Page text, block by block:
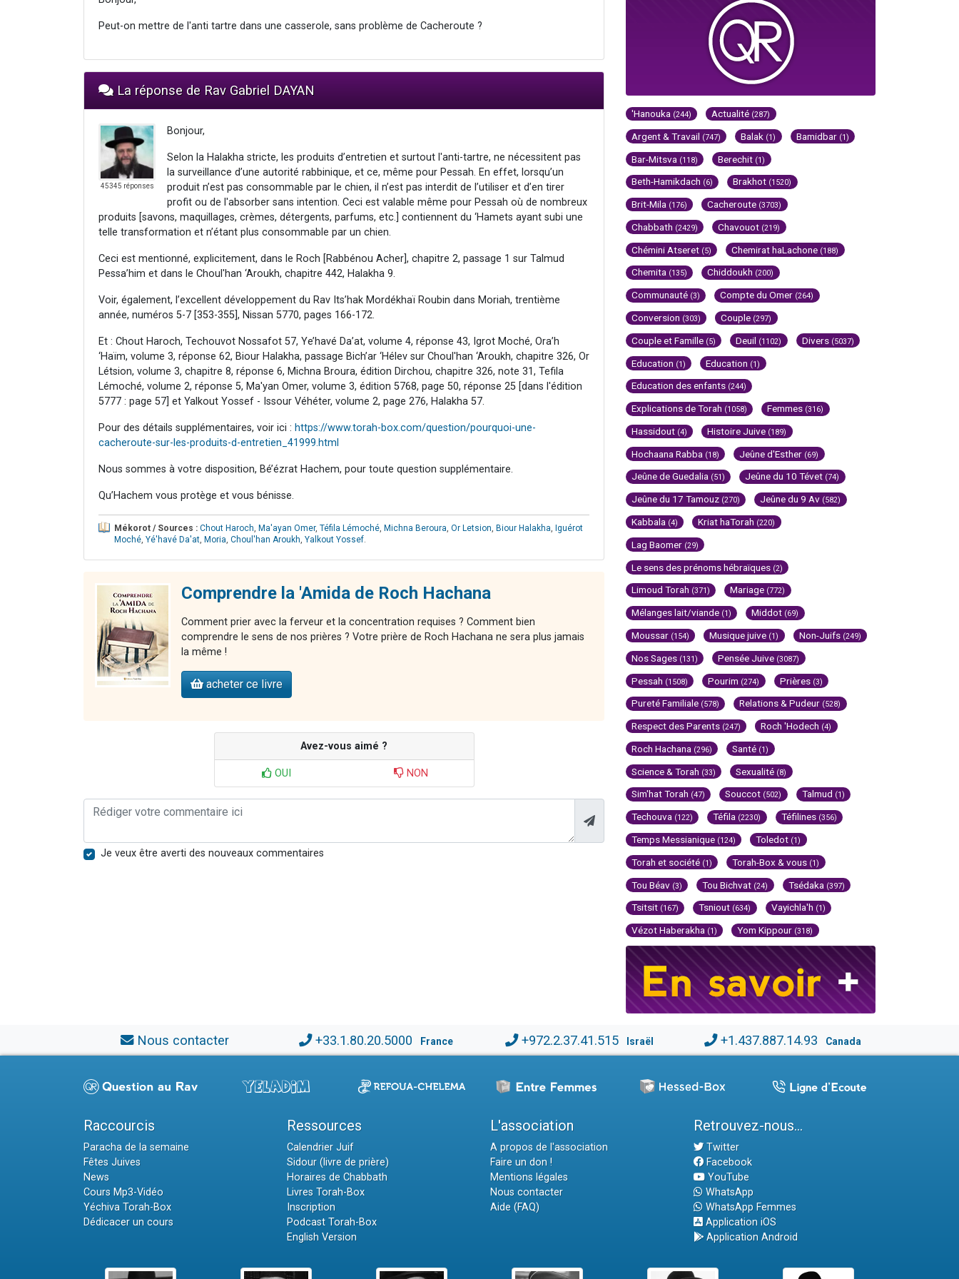
Peut-on mettre de l'anti tartre dans une casserole, sans problème de Cacheroute ?
La réponse de Rav Gabriel DAYAN
45345 réponses
Bonjour,
Selon la Halakha stricte, les produits d’entretien et surtout l'anti-tartre, ne nécessitent pas
la surveillance d’une autorité rabbinique, et ce, même pour Pessah. En effet, lorsqu’un
produit n’est pas consommable par le chien, il n’est pas interdit de l’utiliser et d’en tirer
profit ou de l'absorber sans intention. Ceci est valable même pour Pessah où de nombreux
produits [savons, maquillages, crèmes, détergents, parfums, etc.] contiennent du ‘Hamets ayant subi une
telle transformation et n’étant plus consommable par un chien.
Ceci est mentionné, explicitement, dans le Roch [Rabbénou Acher], chapitre 2, passage 1 sur Talmud
Pessa’him et dans le Choul'han ‘Aroukh, chapitre 442, Halakha 9.
Voir, également, l’excellent développement du Rav Its’hak Mordékhaï Roubin dans Moriah, trentième
année, numéros 5-7 [353-355], Nissan 5770, pages 166-172.
Et : Chout Haroch, Techouvot Nossafot 57, Ye’havé Da’at, volume 4, réponse 43, Igrot Moché, Ora’h
‘Haïm, volume 3, réponse 62, Biour Halakha, passage Bich’ar ‘Hélev sur Choul'han ‘Aroukh, chapitre 326, Or
Létsion, volume 3, chapitre 8, réponse 6, Michna Broura, édition Dirchou, chapitre 326, note 31, Tefila
Lémoché, volume 2, réponse 5, Ma'yan Omer, volume 3, édition 5768, page 50, réponse 25 [dans l'édition
5777 : page 57] et Yalkout Yossef - Issour Véhéter, volume 2, page 276, Halakha 57.
Pour des détails supplémentaires, voir ici : https://www.torah-box.com/question/pourquoi-une-
cacheroute-sur-les-produits-d-entretien_41999.html
Nous sommes à votre disposition, Bé’ézrat Hachem, pour toute question supplémentaire.
Qu’Hachem vous protège et vous bénisse.
Mékorot / Sources : Chout Haroch Ma'ayan Omer, Téfila Lémoché Michna Beroura Or Letsion Biour Halakha Iguérot
Moché Yé'havé Da'at Moria Choul'han Aroukh Yalkout Yossef
Comprendre la 'Amida de Roch Hachana
Comment prier avec la ferveur et la concentration requises ? Comment bien
comprendre le sens de nos prières ? Votre prière de Roch Hachana ne sera plus jamais
la même !
acheter ce livre
Avez-vous aimé ?
OUI NON
Je veux être averti des nouveaux commentaires
'Hanouka (244) Actualité (287)
Argent & Travail (747) Balak (1) Bamidbar (1)
Bar-Mitsva (118) Berechit (1)
Beth-Hamikdach (6) Brakhot (1520)
Brit-Mila (176) Cacheroute (3703)
Chabbath (2429) Chavouot (219)
Chémini Atseret (5) Chemirat haLachone (188)
Chemita (135) Chiddoukh (200)
Communauté (3) Compte du Omer (264)
Conversion (303) Couple (297)
Couple et Famille (5) Deuil (1102) Divers (5037)
Education (1) Education (1)
Education des enfants (244)
Explications de Torah (1058) Femmes (316)
Hassidout (4) Histoire Juive (189)
Hochaana Rabba (18) Jeûne d'Esther (69)
Jeûne de Guedalia (51) Jeûne du 10 Tévet (74)
Jeûne du 17 Tamouz (270) Jeûne du 9 Av (582)
Kabbala (4) Kriat haTorah (220)
Lag Baomer (29)
Le sens des prénoms hébraïques (2)
Limoud Torah (371) Mariage (772)
Mélanges lait/viande (1) Middot (69)
Moussar (154) Musique juive (1) Non-Juifs (249)
Nos Sages (131) Pensée Juive (3087)
Pessah (1508) Pourim (274) Prières (3)
Pureté Familiale (578) Relations & Pudeur (528)
Respect des Parents (247) Roch 'Hodech (4)
Roch Hachana (296) Santé (1)
Science & Torah (33) Sexualité (8)
Sim'hat Torah (47) Souccot (502) Talmud (1)
Techouva (122) Téfila (2230) Téfilines (356)
Temps Messianique (124) Toledot (1)
Torah et société (1) Torah-Box & vous (1)
Tou Béav (3) Tou Bichvat (24) Tsédaka (397)
Tsitsit (167) Tsniout (634) Vayichla'h (1)
Vézot Haberakha (1) Yom Kippour (318)
Nous contacter +33.1.80.20.5000 France +972.2.37.41.515 Israël +1.437.887.14.93 Canada
Raccourcis
Paracha de la semaine
Fêtes Juives
News
Cours Mp3-Vidéo
Yéchiva Torah-Box
Dédicacer un cours
Ressources
Calendrier Juif
Sidour (livre de prière)
Horaires de Chabbath
Livres Torah-Box
Inscription
Podcast Torah-Box
English Version
L'association
A propos de l'association
Faire un don !
Mentions légales
Nous contacter
Aide (FAQ)
Retrouvez-nous...
Twitter
Facebook
YouTube
WhatsApp
WhatsApp Femmes
Application iOS
Application Android